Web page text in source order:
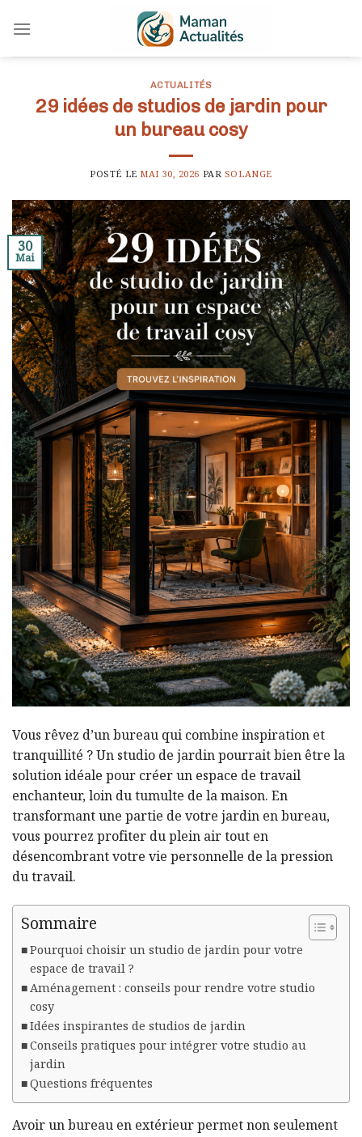
ACTUALITÉS
29 idées de studios de jardin pour
un bureau cosy
POSTÉ LE MAI 30, 2026 PAR SOLANGE
30
Mai
Vous rêvez d’un bureau qui combine inspiration et
tranquillité ? Un studio de jardin pourrait bien être la
solution idéale pour créer un espace de travail
enchanteur, loin du tumulte de la maison. En
transformant une partie de votre jardin en bureau,
vous pourrez profiter du plein air tout en
désencombrant votre vie personnelle de la pression
du travail.
Sommaire
Pourquoi choisir un studio de jardin pour votre
espace de travail ?
Aménagement : conseils pour rendre votre studio
cosy
Idées inspirantes de studios de jardin
Conseils pratiques pour intégrer votre studio au
jardin
Questions fréquentes
Avoir un bureau en extérieur permet non seulement